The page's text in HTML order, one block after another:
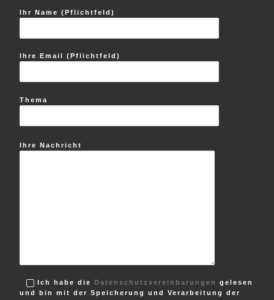
Ihr Name (Pflichtfeld)
Ihre Email (Pflichtfeld)
Thema
Ihre Nachricht
Ich habe die Datenschutzvereinbarungen
gelesen
und bin mit der Speicherung und Verarbeitung der